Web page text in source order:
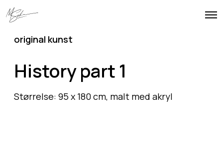
O
original kunst
History part 1
Størrelse: 95 x 180 cm, malt med akryl